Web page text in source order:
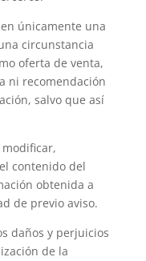
únicamente una
circunstancia
oferta de venta,
ni recomendación
salvo que así
contenido del
obtenida a
de previo aviso.
daños y perjuicios
de la